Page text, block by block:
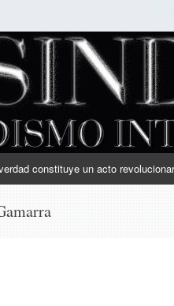
constituye un acto